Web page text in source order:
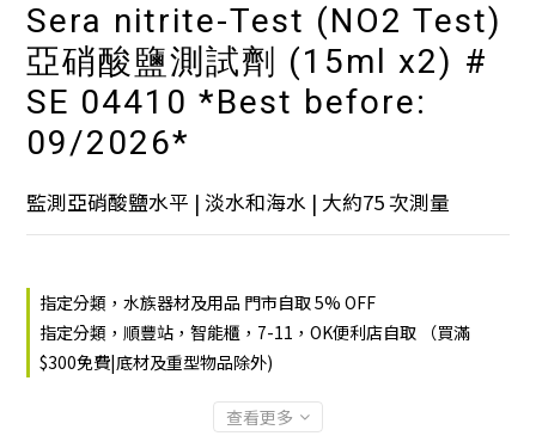
Sera nitrite-Test (NO2 Test)
亞硝酸鹽測試劑 (15ml x2) #
SE 04410 *Best before:
09/2026*
監測亞硝酸鹽水平 | 淡水和海水 | 大約75 次測量
指定分類，水族器材及用品 門市自取 5% OFF
指定分類，順豐站，智能櫃，7-11，OK便利店自取 （買滿
$300免費|底材及重型物品除外)
查看更多